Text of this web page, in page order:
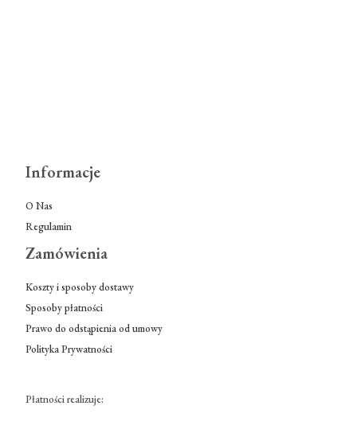
Informacje
O Nas
Regulamin
Zamówienia
Koszty i sposoby dostawy
Sposoby płatności
Prawo do odstąpienia od umowy
Polityka Prywatności
Płatności realizuje: